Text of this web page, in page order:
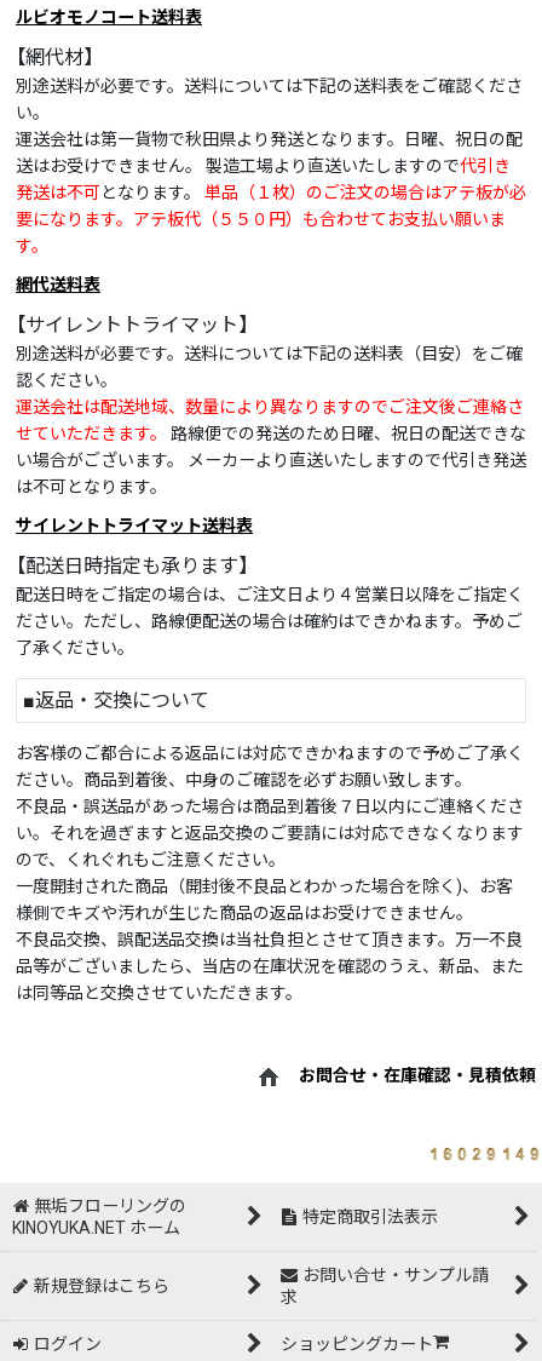
ルビオモノコート送料表
【網代材】
別途送料が必要です。送料については下記の送料表をご確認くださ
い。
運送会社は第一貨物で秋田県より発送となります。日曜、祝日の配
送はお受けできません。 製造工場より直送いたしますので代引き
発送は不可となります。 単品（１枚）のご注文の場合はアテ板が必
要になります。アテ板代（５５０円）も合わせてお支払い願いま
す。
網代送料表
【サイレントトライマット】
別途送料が必要です。送料については下記の送料表（目安）をご確
認ください。
運送会社は配送地域、数量により異なりますのでご注文後ご連絡さ
せていただきます。
路線便での発送のため日曜、祝日の配送できな
い場合がございます。 メーカーより直送いたしますので代引き発送
は不可となります。
サイレントトライマット送料表
【配送日時指定も承ります】
配送日時をご指定の場合は、ご注文日より４営業日以降をご指定く
ださい。ただし、路線便配送の場合は確約はできかねます。予めご
了承ください。
■返品・交換について
お客様のご都合による返品には対応できかねますので予めご了承く
ださい。商品到着後、中身のご確認を必ずお願い致します。
不良品・誤送品があった場合は商品到着後７日以内にご連絡くださ
い。それを過ぎますと返品交換のご要請には対応できなくなります
ので、くれぐれもご注意ください。
一度開封された商品（開封後不良品とわかった場合を除く)、お客
様側でキズや汚れが生じた商品の返品はお受けできません。
不良品交換、誤配送品交換は当社負担とさせて頂きます。万一不良
品等がございましたら、当店の在庫状況を確認のうえ、新品、また
は同等品と交換させていただきます。
お問合せ・在庫確認・見積依頼
無垢フローリングの
KINOYUKA.NET ホーム
特定商取引法表示
新規登録はこちら
お問い合せ・サンプル請
求
ログイン ショッピングカート